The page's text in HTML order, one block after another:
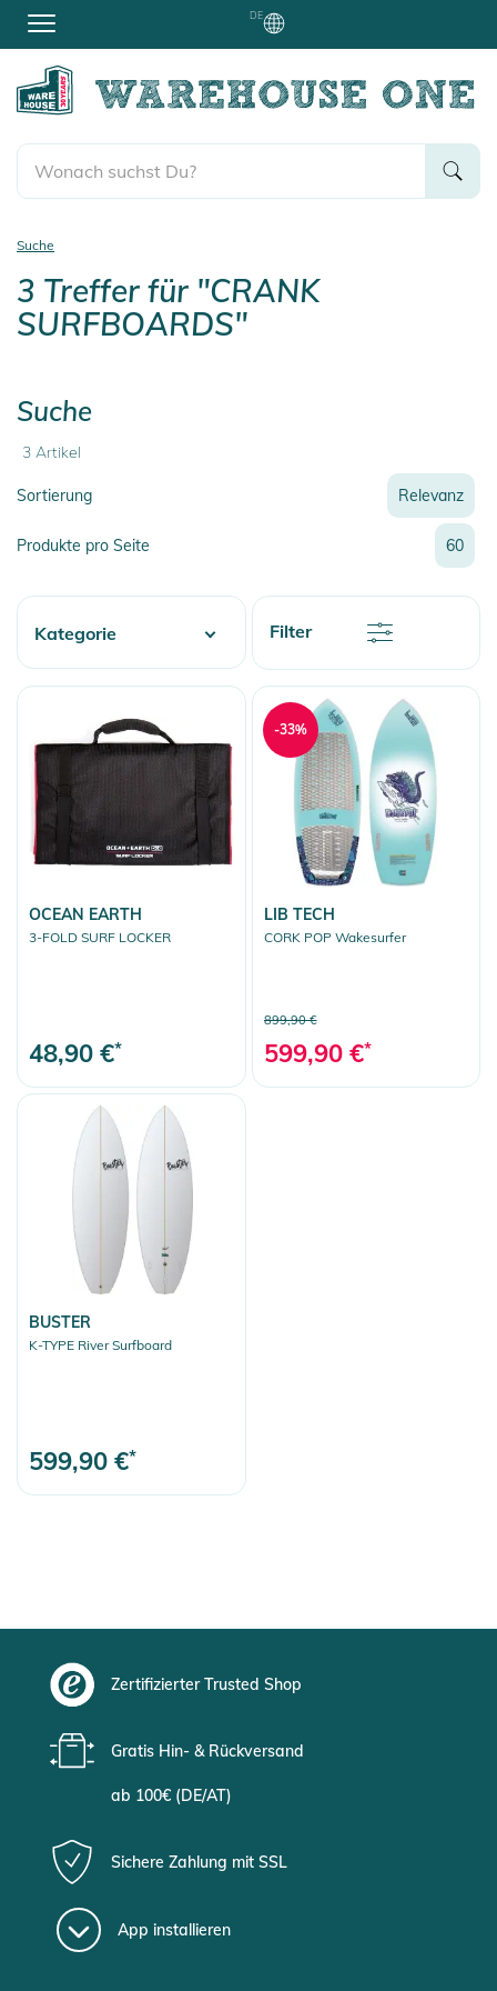
DE
Suche
3 Treffer für "CRANK
SURFBOARDS"
Suche
3 Artikel
Sortierung
Relevanz
Relevanz
Neueste
Preis
Rabatt
Name
Name
Produkte pro Seite 60
Filter
Kategorie
Surf
OCEAN EARTH
3-FOLD SURF LOCKER
48,90 €*
LIB TECH
CORK POP Wakesurfer
899,90 €
599,90 €*
-33%
BUSTER
K-TYPE River Surfboard
599,90 €*
Zertifizierter Trusted Shop
Gratis Hin- & Rückversand
ab 100€ (DE/AT)
Sichere Zahlung mit SSL
App installieren